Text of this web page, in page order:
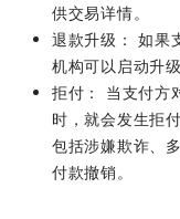
各支付方式的争议处理
双方责任
回应争议
争议实施方案
调单请求
供交易详情。
退款升级： 如果
机构可以启动升级
拒付： 当支付方
时，就会发生拒
包括涉嫌欺诈、
付款撤销。